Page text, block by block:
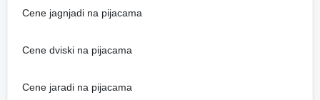
Cene jagnjadi na pijacama
Cene dviski na pijacama
Cene jaradi na pijacama